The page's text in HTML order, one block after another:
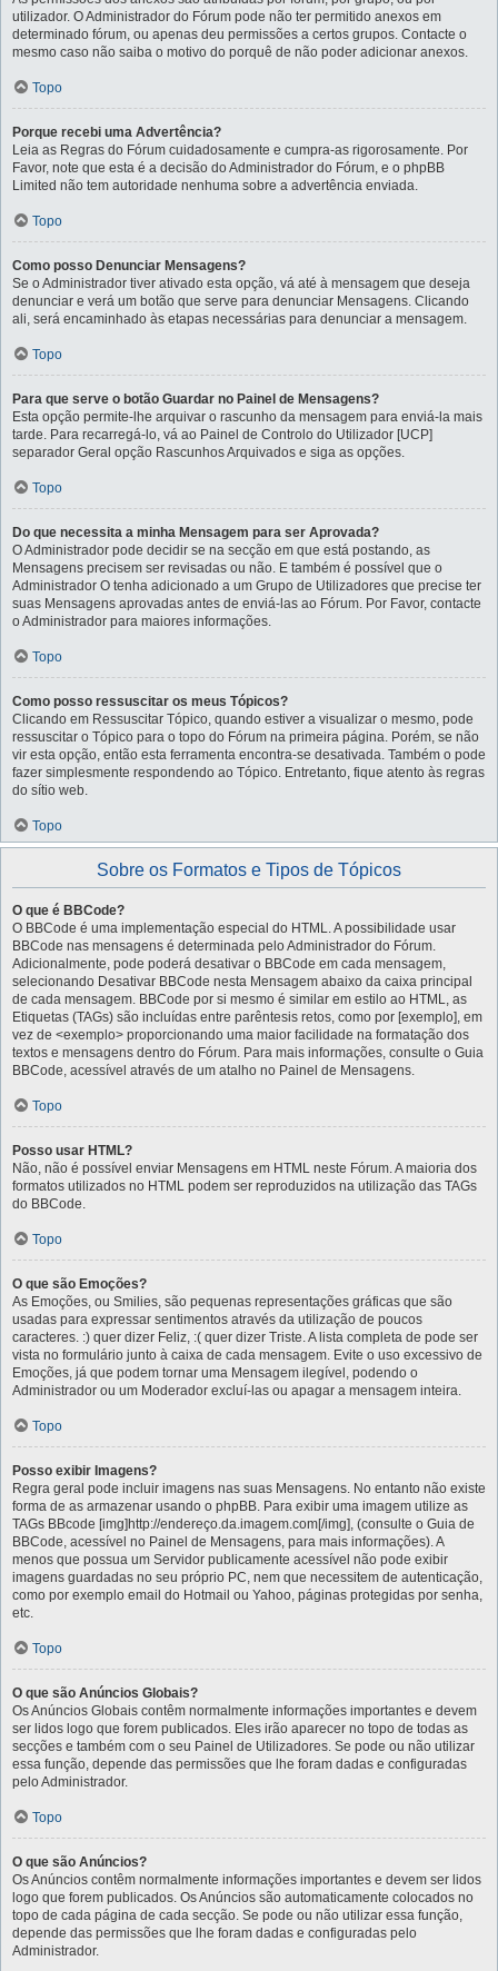
utilizador. O Administrador do Fórum pode não ter permitido anexos em
determinado fórum, ou apenas deu permissões a certos grupos. Contacte o
mesmo caso não saiba o motivo do porquê de não poder adicionar anexos.
Topo
Porque recebi uma Advertência?
Leia as Regras do Fórum cuidadosamente e cumpra-as rigorosamente. Por
Favor, note que esta é a decisão do Administrador do Fórum, e o phpBB
Limited não tem autoridade nenhuma sobre a advertência enviada.
Topo
Como posso Denunciar Mensagens?
Se o Administrador tiver ativado esta opção, vá até à mensagem que deseja
denunciar e verá um botão que serve para denunciar Mensagens. Clicando
ali, será encaminhado às etapas necessárias para denunciar a mensagem.
Topo
Para que serve o botão Guardar no Painel de Mensagens?
Esta opção permite-lhe arquivar o rascunho da mensagem para enviá-la mais
tarde. Para recarregá-lo, vá ao Painel de Controlo do Utilizador [UCP]
separador Geral opção Rascunhos Arquivados e siga as opções.
Topo
Do que necessita a minha Mensagem para ser Aprovada?
O Administrador pode decidir se na secção em que está postando, as
Mensagens precisem ser revisadas ou não. E também é possível que o
Administrador O tenha adicionado a um Grupo de Utilizadores que precise ter
suas Mensagens aprovadas antes de enviá-las ao Fórum. Por Favor, contacte
o Administrador para maiores informações.
Topo
Como posso ressuscitar os meus Tópicos?
Clicando em Ressuscitar Tópico, quando estiver a visualizar o mesmo, pode
ressuscitar o Tópico para o topo do Fórum na primeira página. Porém, se não
vir esta opção, então esta ferramenta encontra-se desativada. Também o pode
fazer simplesmente respondendo ao Tópico. Entretanto, fique atento às regras
do sítio web.
Topo
Sobre os Formatos e Tipos de Tópicos
O que é BBCode?
O BBCode é uma implementação especial do HTML. A possibilidade usar
BBCode nas mensagens é determinada pelo Administrador do Fórum.
Adicionalmente, pode poderá desativar o BBCode em cada mensagem,
selecionando Desativar BBCode nesta Mensagem abaixo da caixa principal
de cada mensagem. BBCode por si mesmo é similar em estilo ao HTML, as
Etiquetas (TAGs) são incluídas entre parêntesis retos, como por [exemplo], em
vez de <exemplo> proporcionando uma maior facilidade na formatação dos
textos e mensagens dentro do Fórum. Para mais informações, consulte o Guia
BBCode, acessível através de um atalho no Painel de Mensagens.
Topo
Posso usar HTML?
Não, não é possível enviar Mensagens em HTML neste Fórum. A maioria dos
formatos utilizados no HTML podem ser reproduzidos na utilização das TAGs
do BBCode.
Topo
O que são Emoções?
As Emoções, ou Smilies, são pequenas representações gráficas que são
usadas para expressar sentimentos através da utilização de poucos
caracteres. :) quer dizer Feliz, :( quer dizer Triste. A lista completa de pode ser
vista no formulário junto à caixa de cada mensagem. Evite o uso excessivo de
Emoções, já que podem tornar uma Mensagem ilegível, podendo o
Administrador ou um Moderador excluí-las ou apagar a mensagem inteira.
Topo
Posso exibir Imagens?
Regra geral pode incluir imagens nas suas Mensagens. No entanto não existe
forma de as armazenar usando o phpBB. Para exibir uma imagem utilize as
TAGs BBcode [img]http://endereço.da.imagem.com[/img], (consulte o Guia de
BBCode, acessível no Painel de Mensagens, para mais informações). A
menos que possua um Servidor publicamente acessível não pode exibir
imagens guardadas no seu próprio PC, nem que necessitem de autenticação,
como por exemplo email do Hotmail ou Yahoo, páginas protegidas por senha,
etc.
Topo
O que são Anúncios Globais?
Os Anúncios Globais contêm normalmente informações importantes e devem
ser lidos logo que forem publicados. Eles irão aparecer no topo de todas as
secções e também com o seu Painel de Utilizadores. Se pode ou não utilizar
essa função, depende das permissões que lhe foram dadas e configuradas
pelo Administrador.
Topo
O que são Anúncios?
Os Anúncios contêm normalmente informações importantes e devem ser lidos
logo que forem publicados. Os Anúncios são automaticamente colocados no
topo de cada página de cada secção. Se pode ou não utilizar essa função,
depende das permissões que lhe foram dadas e configuradas pelo
Administrador.